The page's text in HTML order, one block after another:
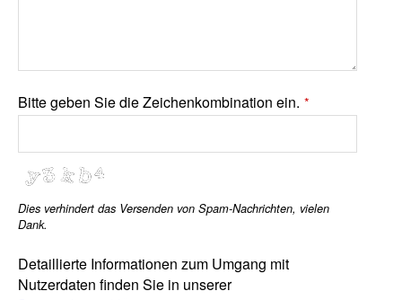
Bitte geben Sie die Zeichenkombination ein. *
Dies verhindert das Versenden von Spam-Nachrichten, vielen
Dank.
Detaillierte Informationen zum Umgang mit
Nutzerdaten finden Sie in unserer